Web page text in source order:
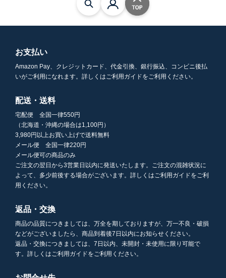
お支払い
Amazon Pay、クレジットカード、代金引換、銀行振込、コンビニ後払
いがご利用になれます。詳しくはご利用ガイドをご利用ください。
配送・送料
宅配便 全国一律550円
（北海道・沖縄の場合は1,100円）
3,980円以上お買い上げで送料無料
メール便 全国一律220円
メール便可の商品のみ
ご注文の翌日から3営業日以内に発送いたします。ご注文の混雑状況に
よって、多少前後する場合がございます。詳しくはご利用ガイドをご利
用ください。
返品・交換
商品の品質につきましては、万全を期しておりますが、万一不良・破損
などがございましたら、商品到着後7日以内にお知らせください。
返品・交換につきましては、7日以内、未開封・未使用に限り可能で
す。詳しくはご利用ガイドをご利用ください。